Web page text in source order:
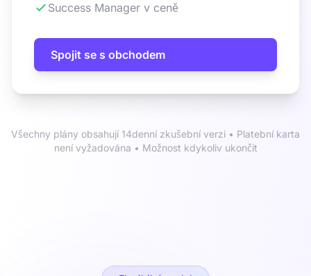
Success Manager v ceně
Spojit se s obchodem
Všechny plány obsahují 14denní zkušební verzi • Platební karta
není vyžadována • Možnost kdykoliv ukončit